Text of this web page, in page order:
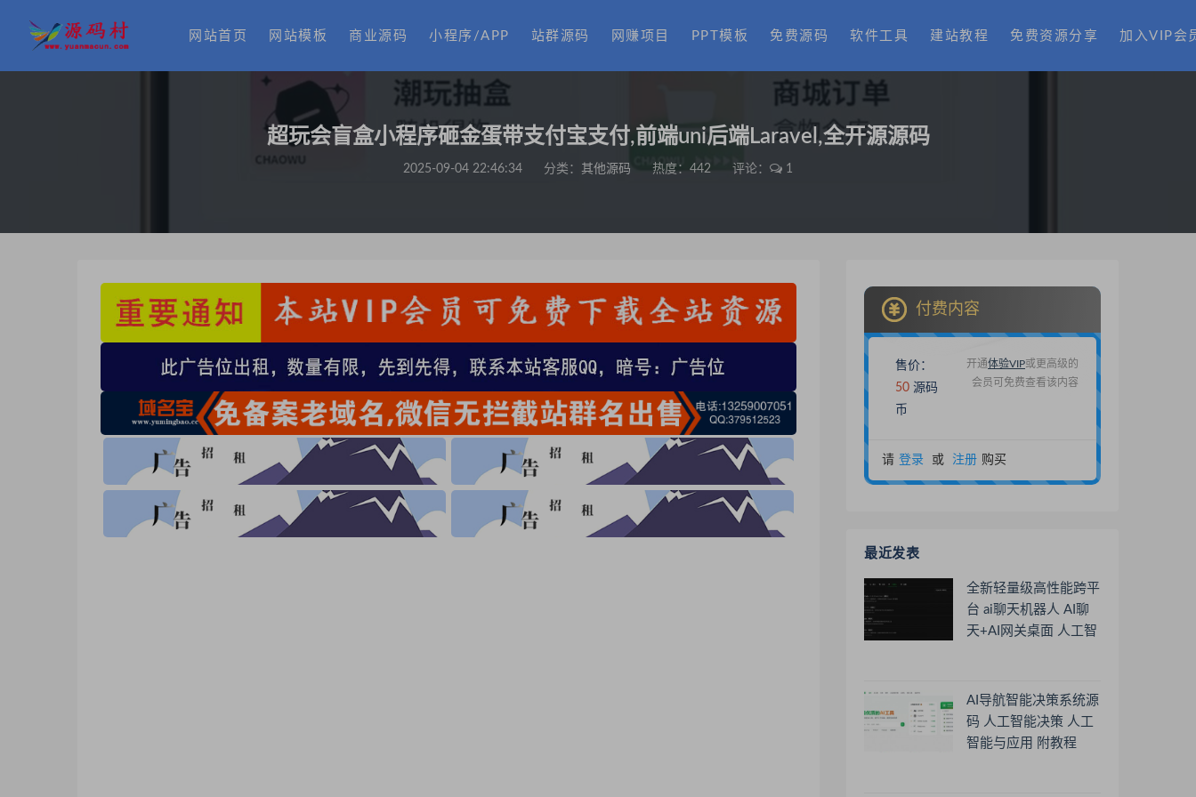
网站首页 网站模板 商业源码 小程序/APP 站群源码 网赚项目 PPT模板 免费源码 软件工具 建站教程 免费资源分享 加入VIP会
超玩会盲盒小程序砸金蛋带支付宝支付,前端uni后端Laravel,全开源源码
2025-09-04 22:46:34 分类： 其他源码 热度：442 评论： 1
付费内容
售价：
50 源码
币
开通体验VIP或更高级的
会员可免费查看该内容
请 登录 或 注册 购买
最近发表
全新轻量级高性能跨平
台 ai聊天机器人 AI聊
天+AI网关桌面 人工智
AI导航智能决策系统源
码 人工智能决策 人工
智能与应用 附教程